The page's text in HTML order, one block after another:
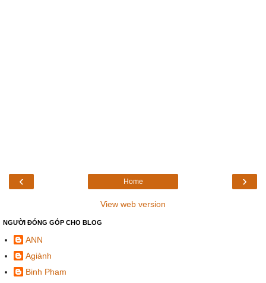
‹ ›
Home
View web version
NGƯỜI ĐÓNG GÓP CHO BLOG
ANN
Agiành
Binh Pham